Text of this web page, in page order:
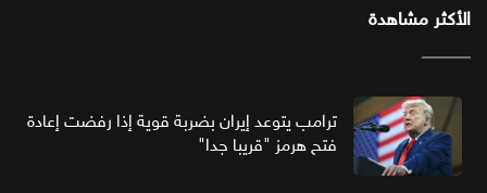
الأكثر مشاهدة
ترامب يتوعد إيران بضربة قوية إذا رفضت إعادة
فتح هرمز "قريبا جدا"